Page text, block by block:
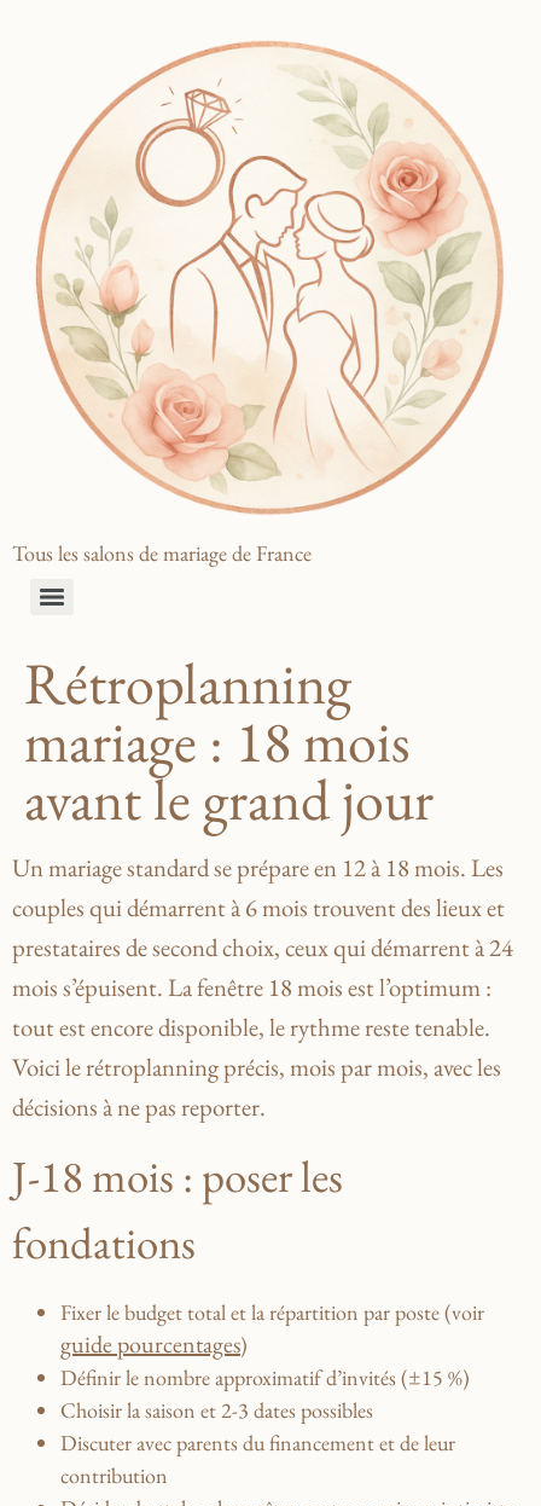
Tous les salons de mariage de France
Rétroplanning
mariage : 18 mois
avant le grand jour
Un mariage standard se prépare en 12 à 18 mois. Les
couples qui démarrent à 6 mois trouvent des lieux et
prestataires de second choix, ceux qui démarrent à 24
mois s’épuisent. La fenêtre 18 mois est l’optimum :
tout est encore disponible, le rythme reste tenable.
Voici le rétroplanning précis, mois par mois, avec les
décisions à ne pas reporter.
J-18 mois : poser les
fondations
Fixer le budget total et la répartition par poste (voir
guide pourcentages)
Définir le nombre approximatif d’invités (±15 %)
Choisir la saison et 2-3 dates possibles
Discuter avec parents du financement et de leur
contribution